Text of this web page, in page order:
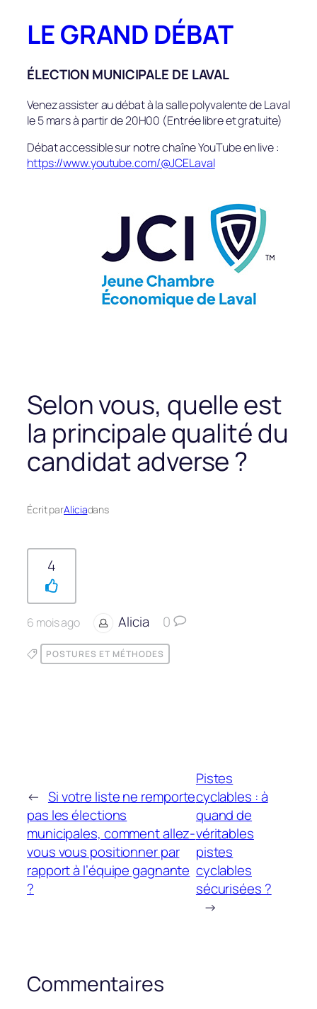
LE GRAND DÉBAT
ÉLECTION MUNICIPALE DE LAVAL
Venez assister au débat à la salle polyvalente de Laval
le 5 mars à partir de 20H00 (Entrée libre et gratuite)
Débat accessible sur notre chaîne YouTube en live :
https://www.youtube.com/@JCELaval
Selon vous, quelle est
la principale qualité du
candidat adverse ?
Écrit parAliciadans
4
6 mois ago Alicia 0
POSTURES ET MÉTHODES
← Si votre liste ne remporte
pas les élections
municipales, comment allez-
vous vous positionner par
rapport à l’équipe gagnante
?
Pistes
cyclables : à
quand de
véritables
pistes
cyclables
sécurisées ?
→
Commentaires